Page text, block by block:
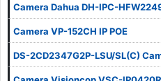
Camera Dahua DH-IPC-
Camera VP-152CH IP POE
DS-2CD2347G2P-LSU/SL(C)